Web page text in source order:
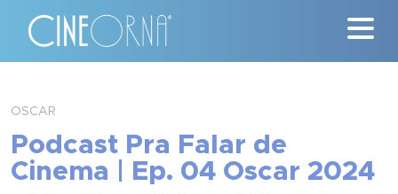
News
#ClássicosCineOrna
OSCAR
Podcast Pra Falar de
Cinema | Ep. 04 Oscar 2024